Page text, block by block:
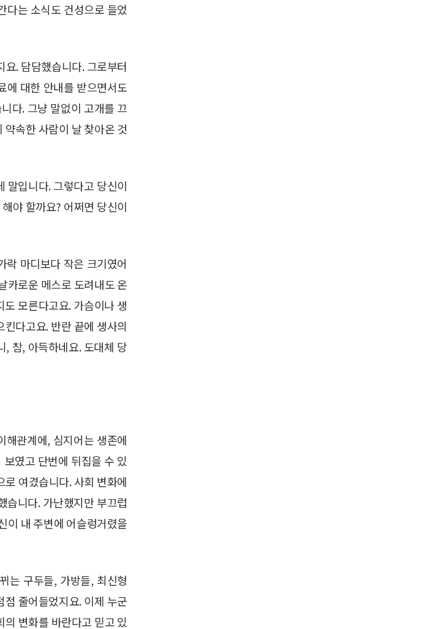
다는 소식도 건성으로 들었
. 담담했습니다. 그로부터
에 대한 안내를 받으면서도
다. 그냥 말없이 고개를 끄
속한 사람이 날 찾아온 것
말입니다. 그렇다고 당신이
야 할까요? 어쩌면 당신이
마디보다 작은 크기였어
카로운 메스로 도려내도 온
모른다고요. 가슴이나 생
다고요. 반란 끝에 생사의
, 참, 아득하네요. 도대체 당
해관계에, 심지어는 생존에
였고 단번에 뒤집을 수 있
여겼습니다. 사회 변화에
습니다. 가난했지만 부끄럽
이 내 주변에 어슬렁거렸을
는 구두들, 가방들, 최신형
줄어들었지요. 이제 누군
변화를 바란다고 믿고 있